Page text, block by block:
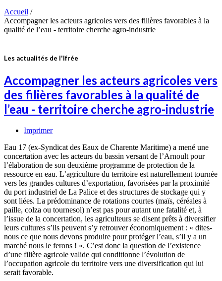
Accueil /
Accompagner les acteurs agricoles vers des filières favorables à la
qualité de l’eau - territoire cherche agro-industrie
Les actualités de l'Ifrée
Accompagner les acteurs agricoles vers
des filières favorables à la qualité de
l’eau - territoire cherche agro-industrie
Imprimer
Eau 17 (ex-Syndicat des Eaux de Charente Maritime) a mené une
concertation avec les acteurs du bassin versant de l’Arnoult pour
l’élaboration de son deuxième programme de protection de la
ressource en eau. L’agriculture du territoire est naturellement tournée
vers les grandes cultures d’exportation, favorisées par la proximité
du port industriel de La Palice et des structures de stockage qui y
sont liées. La prédominance de rotations courtes (maïs, céréales à
paille, colza ou tournesol) n’est pas pour autant une fatalité et, à
l’issue de la concertation, les agriculteurs se disent prêts à diversifier
leurs cultures s’ils peuvent s’y retrouver économiquement : « dites-
nous ce que nous devons produire pour protéger l’eau, s’il y a un
marché nous le ferons ! ». C’est donc la question de l’existence
d’une filière agricole valide qui conditionne l’évolution de
l’occupation agricole du territoire vers une diversification qui lui
serait favorable.